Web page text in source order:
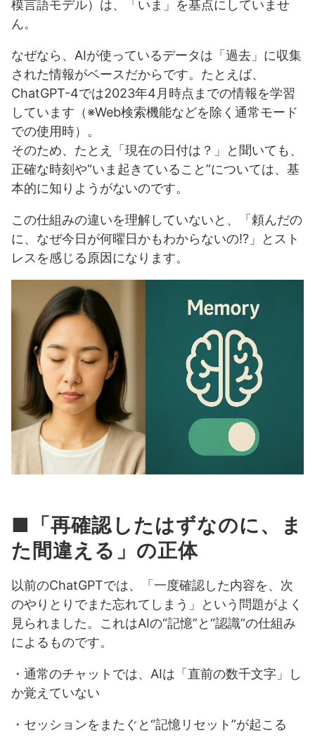
模言語モデル）は、「いま」を基点にしていませ
ん。
なぜなら、AIが使っているデータは「過去」に収集
された情報がベースだからです。たとえば、
ChatGPT-4では2023年4月時点までの情報を学習
しています（※Web検索機能などを除く通常モード
での使用時）。
そのため、たとえ「現在の日付は？」と聞いても、
正確な時刻や“いま起きていること”については、基
本的に知りようがないのです。
この仕組みの違いを理解していないと、「頼んだの
に、なぜ今日が何曜日かもわからないの!?」とスト
レスを感じる原因になります。
■「再確認したはずなのに、ま
た間違える」の正体
以前のChatGPTでは、「一度確認した内容を、次
のやりとりでまた忘れてしまう」という問題がよく
見られました。これはAIの“記憶”と“認識”の仕組み
によるものです。
・通常のチャットでは、AIは「直前の数千文字」し
か覚えていない
・セッションをまたぐと“記憶リセット”が起こる